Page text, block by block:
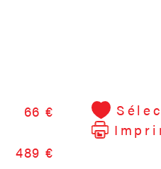
66 €
489 €